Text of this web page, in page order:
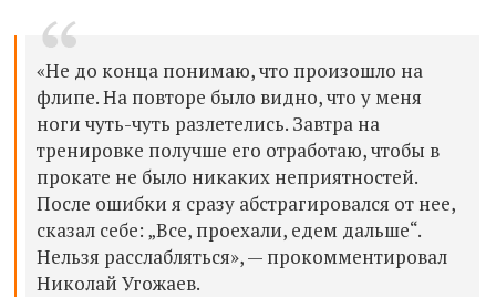
«Не до конца понимаю, что произошло на
флипе. На повторе было видно, что у меня
ноги чуть-чуть разлетелись. Завтра на
тренировке получше его отработаю, чтобы в
прокате не было никаких неприятностей.
После ошибки я сразу абстрагировался от нее,
сказал себе: „Все, проехали, едем дальше“.
Нельзя расслабляться», — прокомментировал
Николай Угожаев.